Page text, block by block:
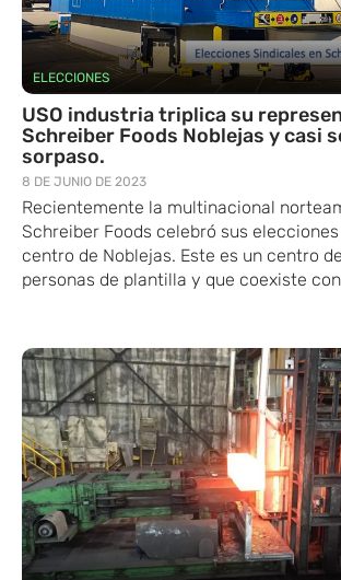
ELECCIONES
USO industria triplica su
Schreiber Foods Noblejas y casi
sorpaso.
8 DE JUNIO DE 2023
Recientemente la multinacional
Schreiber Foods celebró sus
centro de Noblejas. Este es un centro
personas de plantilla y que coexiste